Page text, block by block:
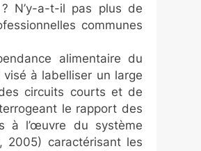
N’y-a-t-il pas plus de
communes
alimentaire du
à labelliser un large
circuits courts et de
le rapport des
à l’œuvre du système
2005) caractérisant les